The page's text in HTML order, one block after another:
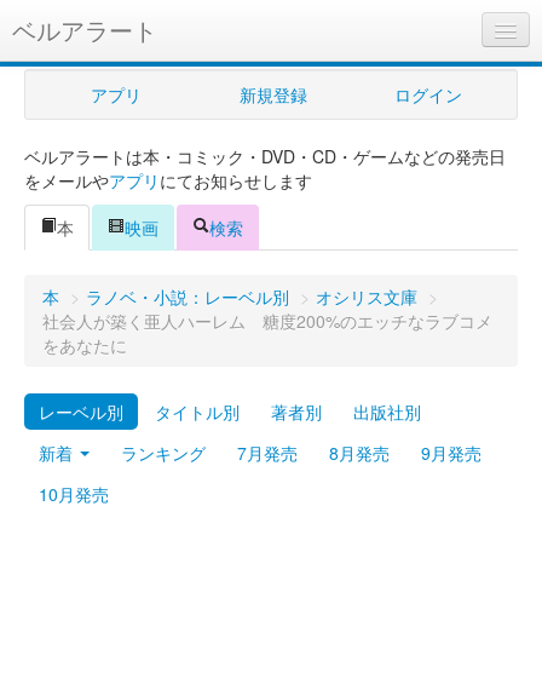
ベルアラート
ベルアラートとは
ヘルプ
新規登録
ログイン
購入管理
プレミアム
アプリ 新規登録 ログイン
ベルアラートは本・コミック・DVD・CD・ゲームなどの発売日
をメールやアプリ にてお知らせします
本
映画 検索
本 > ラノベ・小説：レーベル別 > オシリス文庫 >
社会人が築く亜人ハーレム 糖度200%のエッチなラブコメ
をあなたに
レーベル別 タイトル別 著者別
出版社別
新着
ランキング 7月発売 8月発売
9月発売
10月発売